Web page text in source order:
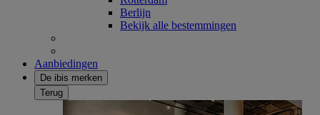
Berlijn
Bekijk alle bestemmingen
Aanbiedingen
De ibis merken
Terug